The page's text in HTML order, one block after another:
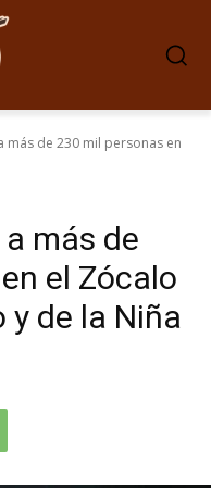
más de 230 mil personas en
más de
el Zócalo
y de la Niña